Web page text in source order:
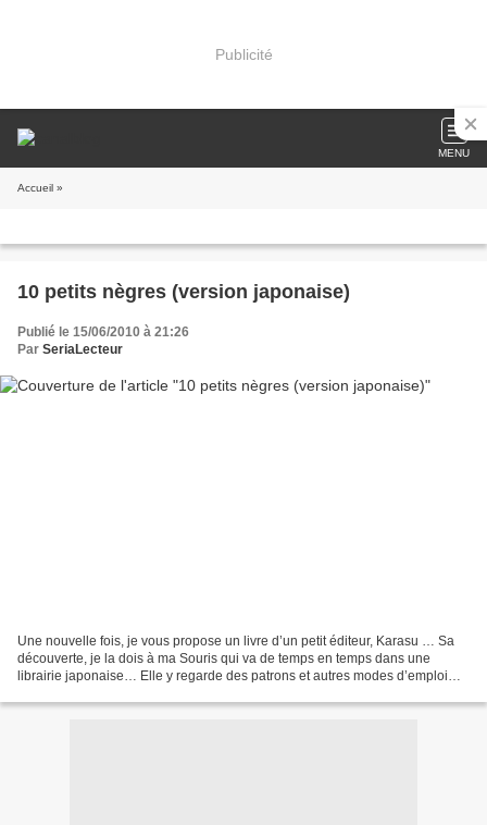
Publicité
MENU
Accueil »
10 petits nègres (version japonaise)
Publié le 15/06/2010 à 21:26
Par SeriaLecteur
Une nouvelle fois, je vous propose un livre d’un petit éditeur, Karasu … Sa
découverte, je la dois à ma Souris qui va de temps en temps dans une
librairie japonaise… Elle y regarde des patrons et autres modes d’emploi